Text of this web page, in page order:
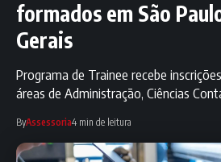
formados em São
Gerais
Programa de Trainee recebe
áreas de Administração, Ciências
ByAssessoria4 min de leitura